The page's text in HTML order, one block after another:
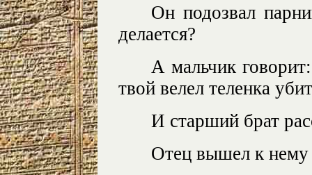
Он подозвал
делается?
А мальчик
твой велел теленка
И старший брат
Отец вышел к нему